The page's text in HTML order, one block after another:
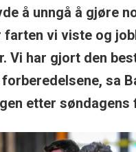
å unngå å gjøre
farten vi viste og
Vi har gjort den
sa
etter søndagens